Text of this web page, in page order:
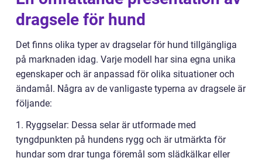
dragsele för hund
Det finns olika typer av dragselar för hund tillgängliga
på marknaden idag. Varje modell har sina egna unika
egenskaper och är anpassad för olika situationer och
ändamål. Några av de vanligaste typerna av dragsele är
följande:
1. Ryggselar: Dessa selar är utformade med
tyngdpunkten på hundens rygg och är utmärkta för
hundar som drar tunga föremål som slädkälkar eller